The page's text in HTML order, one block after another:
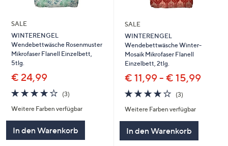
SALE
WINTERENGEL
Wendebettwäsche Rosenmuster
Mikrofaser Flanell Einzelbett,
5tlg.
€ 24,99
4.0
von
5
(3)
Weitere Farben verfügbar
In den Warenkorb
SALE
WINTERENGEL
Wendebettwäsche Winter-
Mosaik Mikrofaser Flanell
Einzelbett, 2tlg.
€ 11,99 - € 15,99
4.0
von
5
(3)
Weitere Farben verfügbar
In den Warenkorb